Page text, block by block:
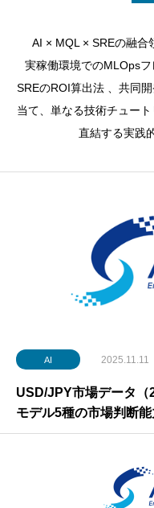
AI × MQL × SREの融合
実稼働環境でのMLOps
SREのROI算出法 、共同
当て、単なる技術チュー
直結する実践
AI 2025.11.11
USD/JPY市場データ（
モデル5種の市場判断
ング